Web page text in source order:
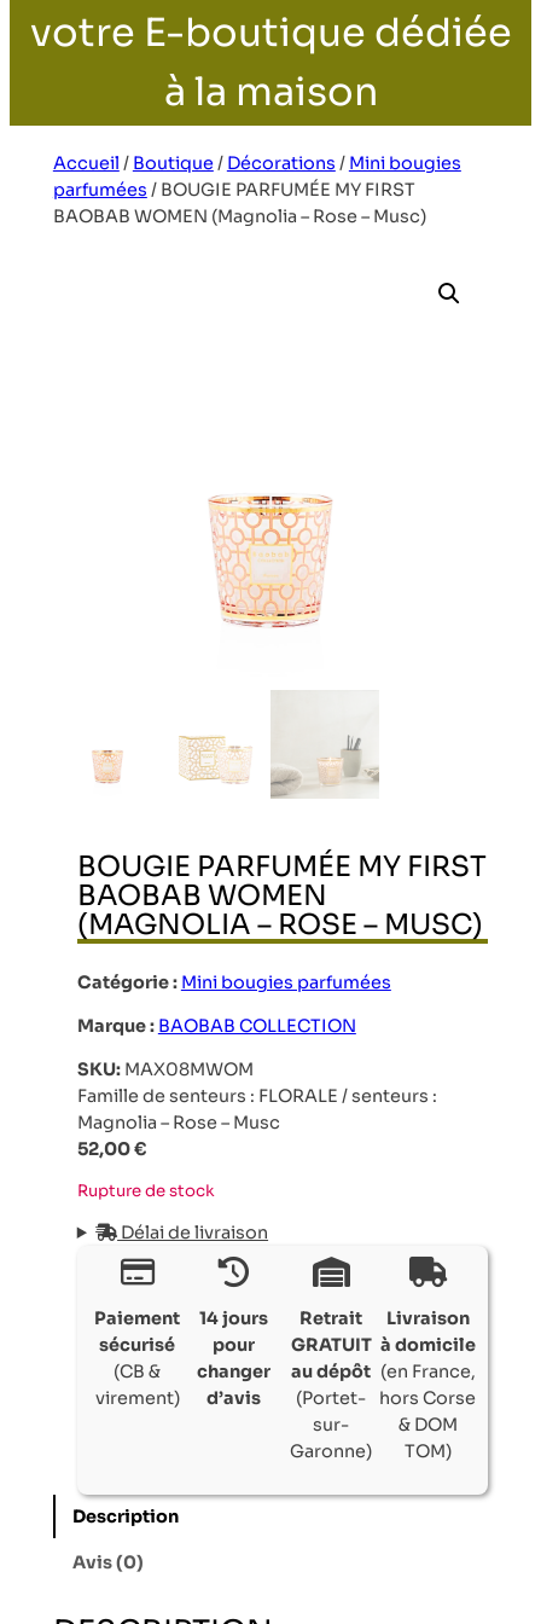
votre E-boutique dédiée
à la maison
Accueil / Boutique/ Décorations / Mini bougies
parfumées / BOUGIE PARFUMÉE MY FIRST
BAOBAB WOMEN (Magnolia – Rose – Musc)
BOUGIE PARFUMÉE MY FIRST
BAOBAB WOMEN
(MAGNOLIA – ROSE – MUSC)
Catégorie : Mini bougies parfumées
Marque : BAOBAB COLLECTION
SKU: MAX08MWOM
Famille de senteurs : FLORALE / senteurs :
Magnolia – Rose – Musc
52,00€
Rupture de stock
Délai de livraison
Paiement
sécurisé
(CB &
virement)
14 jours
pour
changer
d’avis
Retrait
GRATUIT
au dépôt
(Portet-
sur-
Garonne)
Livraison
à domicile
(en France,
hors Corse
& DOM
TOM)
Description
Avis (0)